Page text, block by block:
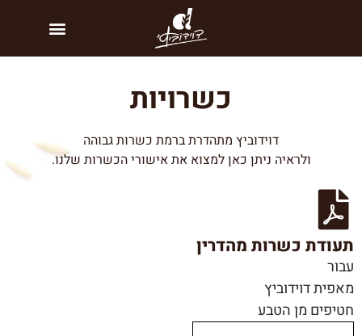
כשרויות
דוידוביץ מתהדרת ברמת כשרות גבוהה
ולראיה ניתן כאן למצוא את אישורי הכשרות שלנו.
תעודת כשרות מהדרין
עבור
מאפית דוידוביץ
חטיפים מן הטבע